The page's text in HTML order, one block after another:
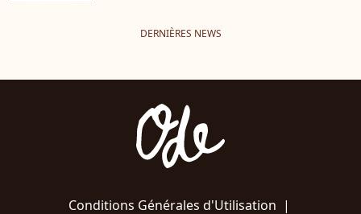
DERNIÈRES NEWS
Conditions Générales d'Utilisation |